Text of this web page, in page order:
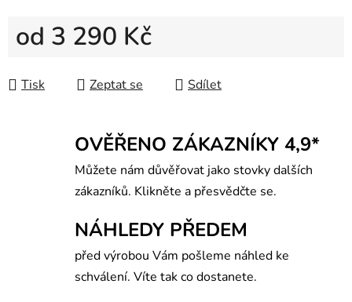
od 3 290 Kč
Tisk
Zeptat se Sdílet
OVĚŘENO ZÁKAZNÍKY 4,9*
Můžete nám důvěřovat jako stovky dalších
zákazníků. Klikněte a přesvědčte se.
NÁHLEDY PŘEDEM
před výrobou Vám pošleme náhled ke
schválení. Víte tak co dostanete.